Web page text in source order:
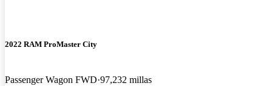
2022 RAM ProMaster City
Passenger Wagon FWD 97,232 millas